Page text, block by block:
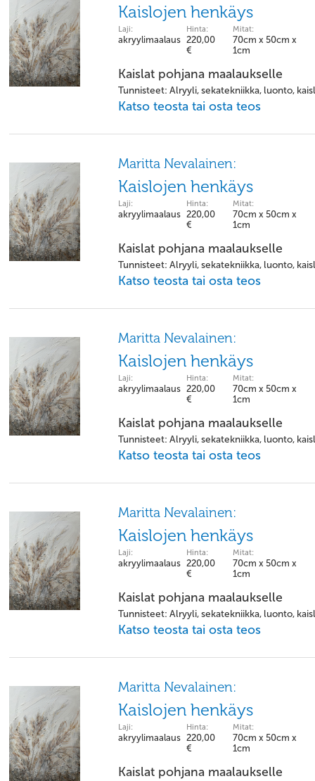
Kaislojen henkäys
Laji:
akryylimaalaus
Hinta:
220,00
€
Mitat:
70cm x 50cm x
1cm
Kaislat pohjana maalaukselle
Tunnisteet: Alryyli, sekatekniikka, luonto,
Katso teosta tai osta teos
Maritta Nevalainen:
Kaislojen henkäys
Laji:
akryylimaalaus
Hinta:
220,00
€
Mitat:
70cm x 50cm x
1cm
Kaislat pohjana maalaukselle
Tunnisteet: Alryyli, sekatekniikka, luonto,
Katso teosta tai osta teos
Maritta Nevalainen:
Kaislojen henkäys
Laji:
akryylimaalaus
Hinta:
220,00
€
Mitat:
70cm x 50cm x
1cm
Kaislat pohjana maalaukselle
Tunnisteet: Alryyli, sekatekniikka, luonto,
Katso teosta tai osta teos
Maritta Nevalainen:
Kaislojen henkäys
Laji:
akryylimaalaus
Hinta:
220,00
€
Mitat:
70cm x 50cm x
1cm
Kaislat pohjana maalaukselle
Tunnisteet: Alryyli, sekatekniikka, luonto,
Katso teosta tai osta teos
Maritta Nevalainen:
Kaislojen henkäys
Laji:
akryylimaalaus
Hinta:
220,00
€
Mitat:
70cm x 50cm x
1cm
Kaislat pohjana maalaukselle